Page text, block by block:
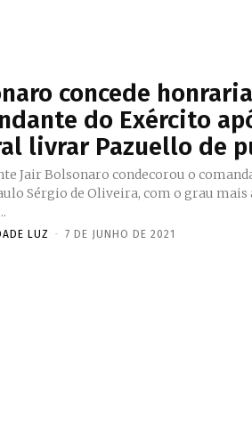
concede
do Exército
livrar Pazuello de
Jair Bolsonaro condecorou o
Sérgio de Oliveira, com o grau mais
LUZ - 7 DE JUNHO DE 2021